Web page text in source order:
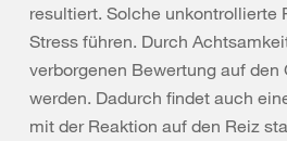
resultiert. Solche unkontrollierte
Stress führen. Durch
verborgenen Bewertung auf den
werden. Dadurch findet auch
mit der Reaktion auf den Reiz